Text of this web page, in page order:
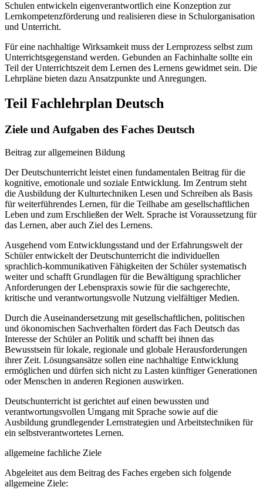
Schulen entwickeln eigenverantwortlich eine Konzeption zur
Lernkompetenzförderung und realisieren diese in Schulorganisation
und Unterricht.
Für eine nachhaltige Wirksamkeit muss der Lernprozess selbst zum
Unterrichtsgegenstand werden. Gebunden an Fachinhalte sollte ein
Teil der Unterrichtszeit dem Lernen des Lernens gewidmet sein. Die
Lehrpläne bieten dazu Ansatzpunkte und Anregungen.
Teil Fachlehrplan Deutsch
Ziele und Aufgaben des Faches Deutsch
Beitrag zur allgemeinen Bildung
Der Deutschunterricht leistet einen fundamentalen Beitrag für die
kognitive, emotionale und soziale Entwicklung. Im Zentrum steht
die Ausbildung der Kulturtechniken Lesen und Schreiben als Basis
für weiterführendes Lernen, für die Teilhabe am gesellschaftlichen
Leben und zum Erschließen der Welt. Sprache ist Voraussetzung für
das Lernen, aber auch Ziel des Lernens.
Ausgehend vom Entwicklungsstand und der Erfahrungswelt der
Schüler entwickelt der Deutschunterricht die individuellen
sprachlich-kommunikativen Fähigkeiten der Schüler systematisch
weiter und schafft Grundlagen für die Bewältigung sprachlicher
Anforderungen der Lebenspraxis sowie für die sachgerechte,
kritische und verantwortungsvolle Nutzung vielfältiger Medien.
Durch die Auseinandersetzung mit gesellschaftlichen, politischen
und ökonomischen Sachverhalten fördert das Fach Deutsch das
Interesse der Schüler an Politik und schafft bei ihnen das
Bewusstsein für lokale, regionale und globale Herausforderungen
ihrer Zeit. Lösungsansätze sollen eine nachhaltige Entwicklung
ermöglichen und dürfen sich nicht zu Lasten künftiger Generationen
oder Menschen in anderen Regionen auswirken.
Deutschunterricht ist gerichtet auf einen bewussten und
verantwortungsvollen Umgang mit Sprache sowie auf die
Ausbildung grundlegender Lernstrategien und Arbeitstechniken für
ein selbstverantwortetes Lernen.
allgemeine fachliche Ziele
Abgeleitet aus dem Beitrag des Faches ergeben sich folgende
allgemeine Ziele: